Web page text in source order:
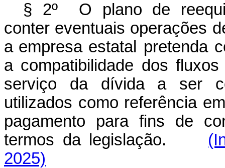
§ 2º O plano de
conter eventuais operações
a empresa estatal
pretenda
a compatibilidade dos fluxos
serviço
da dívida a ser
utilizados como referência
pagamento para fins de
termos da legislação.
2025)